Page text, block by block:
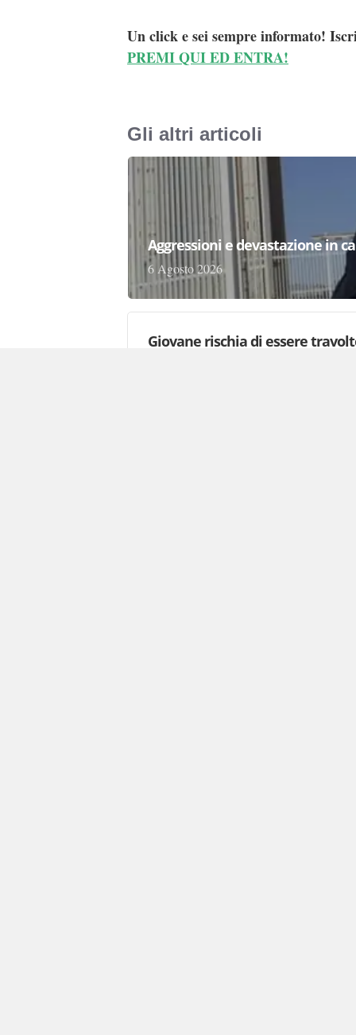
Un click e sei sempre informato!
PREMI QUI ED ENTRA!
Gli altri articoli
Aggressioni e devastazione in
6 Agosto 2026
Giovane rischia di essere